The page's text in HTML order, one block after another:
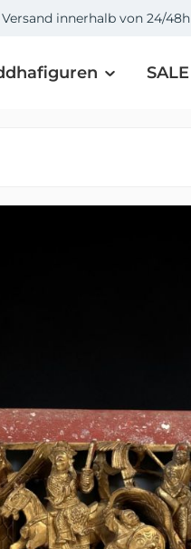
Versand innerhalb von 24/48h
SALE